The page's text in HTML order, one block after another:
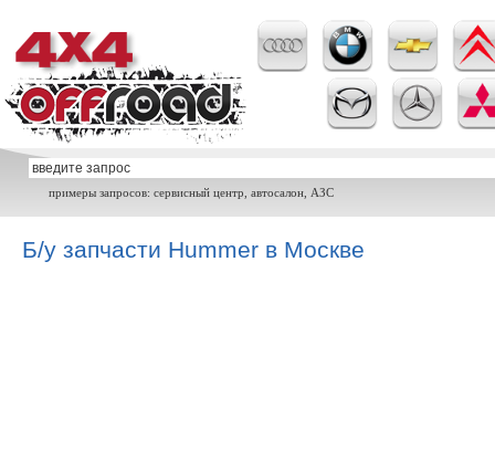
примеры запросов: сервисный центр, автосалон, АЗС
Б/у запчасти Hummer в Москве